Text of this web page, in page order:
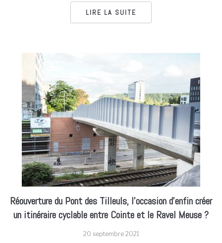
LIRE LA SUITE
Réouverture du Pont des Tilleuls, l’occasion d’enfin créer
un itinéraire cyclable entre Cointe et le Ravel Meuse ?
20 septembre 2021